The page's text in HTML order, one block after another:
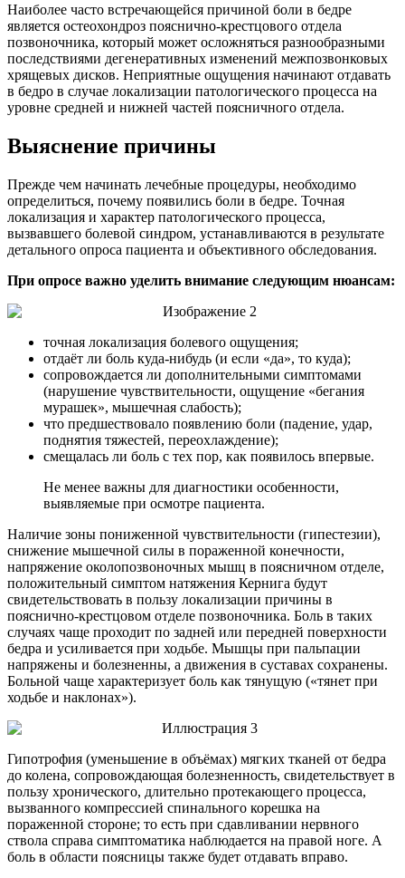
Наиболее часто встречающейся причиной боли в бедре
является остеохондроз пояснично-крестцового отдела
позвоночника, который может осложняться разнообразными
последствиями дегенеративных изменений межпозвонковых
хрящевых дисков. Неприятные ощущения начинают отдавать
в бедро в случае локализации патологического процесса на
уровне средней и нижней частей поясничного отдела.
Выяснение причины
Прежде чем начинать лечебные процедуры, необходимо
определиться, почему появились боли в бедре. Точная
локализация и характер патологического процесса,
вызвавшего болевой синдром, устанавливаются в результате
детального опроса пациента и объективного обследования.
При опросе важно уделить внимание следующим нюансам:
точная локализация болевого ощущения;
отдаёт ли боль куда-нибудь (и если «да», то куда);
сопровождается ли дополнительными симптомами
(нарушение чувствительности, ощущение «бегания
мурашек», мышечная слабость);
что предшествовало появлению боли (падение, удар,
поднятия тяжестей, переохлаждение);
смещалась ли боль с тех пор, как появилось впервые.
Не менее важны для диагностики особенности,
выявляемые при осмотре пациента.
Наличие зоны пониженной чувствительности (гипестезии),
снижение мышечной силы в пораженной конечности,
напряжение околопозвоночных мышц в поясничном отделе,
положительный симптом натяжения Кернига будут
свидетельствовать в пользу локализации причины в
пояснично-крестцовом отделе позвоночника. Боль в таких
случаях чаще проходит по задней или передней поверхности
бедра и усиливается при ходьбе. Мышцы при пальпации
напряжены и болезненны, а движения в суставах сохранены.
Больной чаще характеризует боль как тянущую («тянет при
ходьбе и наклонах»).
Гипотрофия (уменьшение в объёмах) мягких тканей от бедра
до колена, сопровождающая болезненность, свидетельствует в
пользу хронического, длительно протекающего процесса,
вызванного компрессией спинального корешка на
пораженной стороне; то есть при сдавливании нервного
ствола справа симптоматика наблюдается на правой ноге. А
боль в области поясницы также будет отдавать вправо.